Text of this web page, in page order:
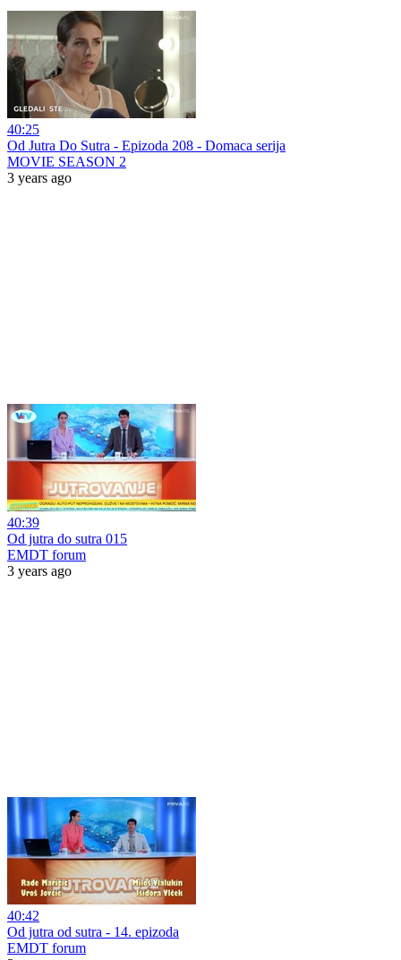
40:25
Od Jutra Do Sutra - Epizoda 208 - Domaca serija
MOVIE SEASON 2
3 years ago
40:39
Od jutra do sutra 015
EMDT forum
3 years ago
40:42
Od jutra od sutra - 14. epizoda
EMDT forum